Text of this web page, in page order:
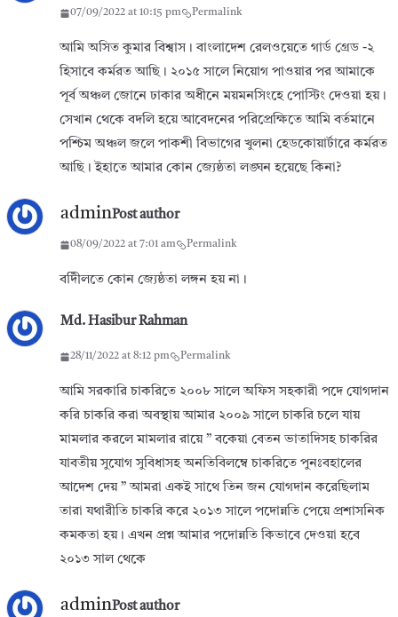
07/09/2022 at 10:15 pm Permalink
আমি অসিত কুমার বিশ্বাস। বাংলাদেশ রেলওয়েতে গার্ড গ্রেড -২
হিসাবে কর্মরত আছি। ২০১৫ সালে নিয়োগ পাওয়ার পর আমাকে
পূর্ব অঞ্চল জোনে ঢাকার অধীনে ময়মনসিংহে পোস্টিং দেওয়া হয়।
সেখান থেকে বদলি হয়ে আবেদনের পরিপ্রেক্ষিতে আমি বর্তমানে
পশ্চিম অঞ্চল জলে পাকশী বিভাগের খুলনা হেডকোয়ার্টারে কর্মরত
আছি। ইহাতে আমার কোন জ্যেষ্ঠতা লঙ্ঘন হয়েছে কিনা?
adminPost author
08/09/2022 at 7:01 am Permalink
বদীিলতে কোন জ্যেষ্ঠতা লঙ্গন হয় না।
Md. Hasibur Rahman
28/11/2022 at 8:12 pm Permalink
আমি সরকারি চাকরিতে ২০০৮ সালে অফিস সহকারী পদে যোগদান
করি চাকরি করা অবস্থায় আমার ২০০৯ সালে চাকরি চলে যায়
মামলার করলে মামলার রায়ে ” বকেয়া বেতন ভাতাদিসহ চাকরির
যাবতীয় সুযোগ সুবিধাসহ অনতিবিলম্বে চাকরিতে পুনঃবহালের
আদেশ দেয় ” আমরা একই সাথে তিন জন যোগদান করেছিলাম
তারা যথারীতি চাকরি করে ২০১৩ সালে পদোন্নতি পেয়ে প্রশাসনিক
কমকতা হয়। এখন প্রশ্ন আমার পদোন্নতি কিভাবে দেওয়া হবে
২০১৩ সাল থেকে
adminPost author